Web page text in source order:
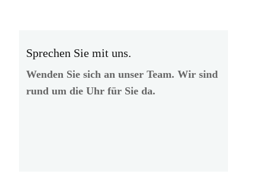
Sprechen Sie mit uns.
Wenden Sie sich an unser Team. Wir sind
rund um die Uhr für Sie da.